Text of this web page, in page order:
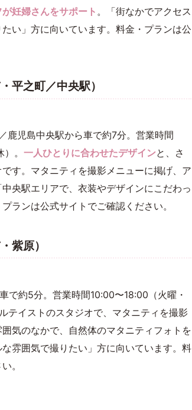
妊婦さんをサポート 。「街なかでアクセス
い」方に向いています。料金・プランは公
平之町／中央駅）
鹿児島中央駅から車で約7分。営業時間
。 一人ひとりに合わせたデザインと、さ
す。マタニティを撮影メニューに掲げ、ア
央駅エリアで、衣装やデザインにこだわっ
ランは公式サイトでご確認ください。
紫原）
で約5分。営業時間10:00〜18:00（火曜・
テイストのスタジオで、マタニティを撮影
気のなかで、自然体のマタニティフォトを
雰囲気で撮りたい」方に向いています。料
。